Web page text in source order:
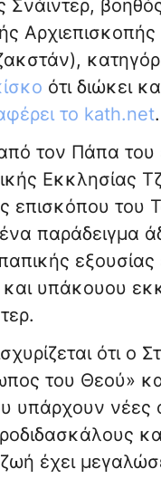
Σνάιντερ,
Αρχιεπισκοπής
ότι διώκει
το kath.net.
τον Πάπα του
Εκκλησίας
επισκόπου του
παράδειγμα
εξουσίας
και υπάκουου
ότι ο
του Θεού»
υπάρχουν νέες
έχει